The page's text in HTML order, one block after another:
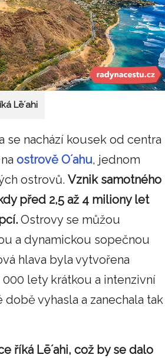
Lē´ahi
se nachází kousek od centra
ostrově O´ahu, jednom
ostrovů. Vznik samotného
před 2,5 až 4 miliony let
Ostrovy se můžou
a dynamickou sopečnou
hlava byla vytvořena
lety krátkou a intenzivní
vyhasla a zanechala tak
říká Lē´ahi, což by se dalo